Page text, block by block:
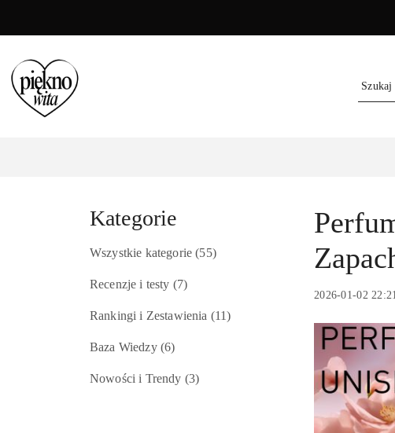
Kategorie
Wszystkie kategorie(55)
Recenzje i testy (7)
Rankingi i Zestawienia (11)
Baza Wiedzy (6)
Nowości i Trendy (3)
2026-01-02